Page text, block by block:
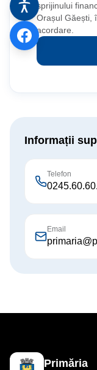
sprijinului
Orașul Găești,
acordare.
Informații
Telefon
Email
Primăria